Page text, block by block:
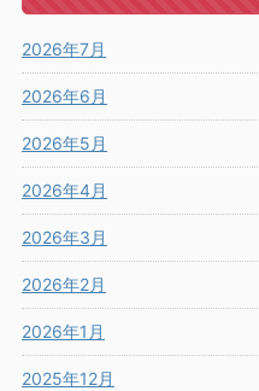
2026年7月
2026年6月
2026年5月
2026年4月
2026年3月
2026年2月
2026年1月
2025年12月